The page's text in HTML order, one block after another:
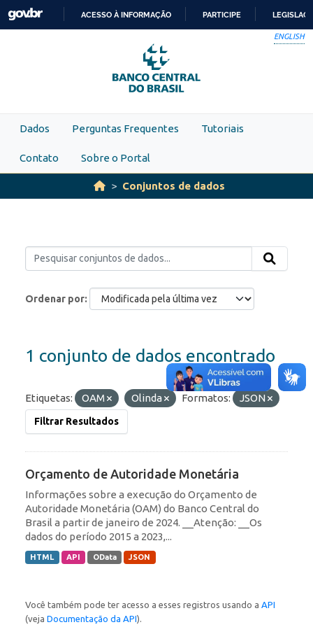
Skip to main content
PARA
O
CONTEÚDO
ACESSO À INFORMAÇÃO PARTICIPE
ENGLISH
Dados Perguntas Frequentes Tutoriais
Contato Sobre o Portal
Conjuntos de dados
Ordenar por
1 conjunto de dados encontrado
Etiquetas: OAM Olinda Formatos: JSON
Filtrar Resultados
Orçamento de Autoridade Monetária
Informações sobre a execução do Orçamento de
Autoridade Monetária (OAM) do Banco Central do
Brasil a partir de janeiro de 2024. __Atenção: __Os
dados do período 2015 a 2023,...
HTML API OData JSON
Você também pode ter acesso a esses registros usando a API
(veja Documentação da API).